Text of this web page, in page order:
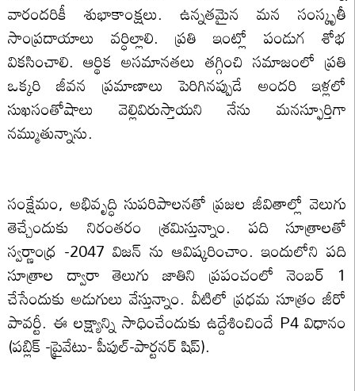
వారందరికీ శుభాకాంక్షలు. ఉన్నతమైన మన సంస్కృతీ
సాంప్రదాయాలు వర్ధిల్లాలి. ప్రతి ఇంట్లో పండుగ శోభ
వికసించాలి. ఆర్థిక అసమానతలు తగ్గించి సమాజంలో ప్రతి
ఒక్కరి జీవన ప్రమాణాలు పెరిగినప్పుడే అందరి ఇళ్లలో
సుఖసంతోషాలు వెల్లివిరుస్తాయని నేను మనస్ఫూర్తిగా
నమ్ముతున్నాను.
సంక్షేమం, అభివృద్ధి సుపరిపాలనతో ప్రజల జీవితాల్లో వెలుగు
తెచ్చేందుకు నిరంతరం శ్రమిస్తున్నాం. పది సూత్రాలతో
స్వర్ణాంధ్ర -2047 విజన్ ను ఆవిష్కరించాం. ఇందులోని పది
సూత్రాల ద్వారా తెలుగు జాతిని ప్రపంచంలో నెంబర్ 1
చేసేందుకు అడుగులు వేస్తున్నాం. వీటిలో ప్రధమ సూత్రం జీరో
పావర్టీ. ఈ లక్ష్యాన్ని సాధించేందుకు ఉద్దేశించిందే P4 విధానం
(పబ్లిక్ -ప్రైవేటు- పీపుల్-పార్టనర్ షిప్).